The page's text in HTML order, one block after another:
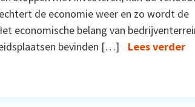
de economie weer en zo wordt de
economische belang van
bevinden […]
Lees verder